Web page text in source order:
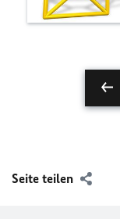
Seite teilen